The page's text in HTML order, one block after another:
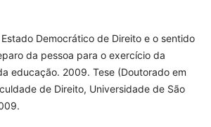
Estado Democrático de Direito e o sentido
da pessoa para o exercício da
educação. 2009. Tese (Doutorado em
de Direito, Universidade de São